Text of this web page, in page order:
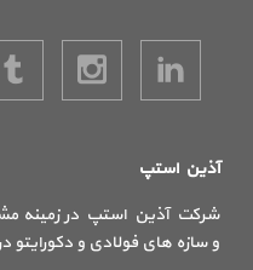
آذین استپ
شرکت آذین استپ در زمینه
و سازه های فولادی و